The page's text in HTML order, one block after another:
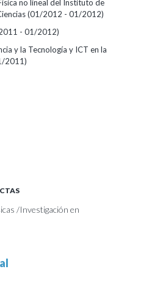
no lineal del Instituto de
(01/2012 - 01/2012)
- 01/2012)
y la Tecnología y ICT en la
2011)
/Investigación en